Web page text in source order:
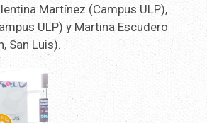
Martínez (Campus ULP),
ULP) y Martina Escudero
San Luis).